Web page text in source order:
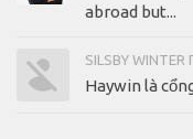
abroad but...
SILSBY
Haywin là